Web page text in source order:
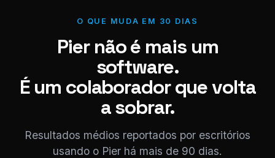
O QUE MUDA EM 30 DIAS
Pier não é mais um
software.
É um colaborador que volta
a sobrar.
Resultados médios reportados por escritórios
usando o Pier há mais de 90 dias.